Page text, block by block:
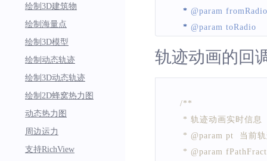
绘制3D建筑物
绘制海量点
绘制3D模型
绘制动态轨迹
绘制3D动态轨迹
绘制2D蜂窝热力图
动态热力图
周边运力
支持RichView
* @param fromRadio
* @param toRadio
public
void
* 设置轨迹运行的终
     * @param toRadio
public void
轨迹动画的回
/**
     * 轨迹动画实时信息
* @param pt  当前
* @param